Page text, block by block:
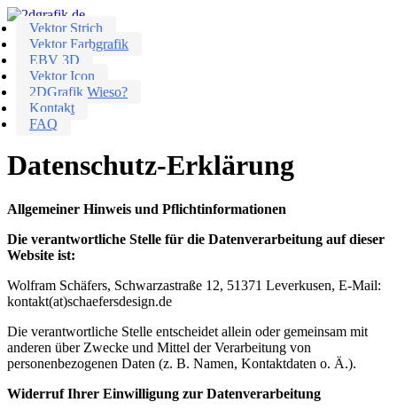
Vektor Strich
Vektor Farbgrafik
EBV 3D
Vektor Icon
2DGrafik Wieso?
Kontakt
FAQ
Datenschutz-Erklärung
Allgemeiner Hinweis und Pflichtinformationen
Die verantwortliche Stelle für die Datenverarbeitung auf dieser
Website ist:
Wolfram Schäfers, Schwarzastraße 12, 51371 Leverkusen, E-Mail:
kontakt(at)schaefersdesign.de
Die verantwortliche Stelle entscheidet allein oder gemeinsam mit
anderen über Zwecke und Mittel der Verarbeitung von
personenbezogenen Daten (z. B. Namen, Kontaktdaten o. Ä.).
Widerruf Ihrer Einwilligung zur Datenverarbeitung